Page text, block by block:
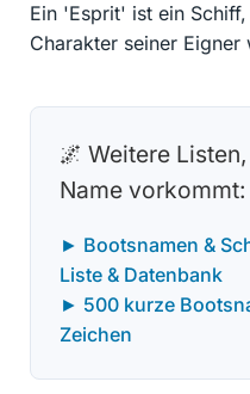
Ein 'Esprit' ist ein
Charakter seiner Eigner
🌌 Weitere
Name vorkommt:
► Bootsnamen &
Liste & Datenbank
► 500 kurze
Zeichen